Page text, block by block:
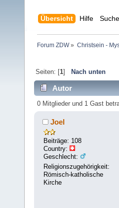
Übersicht Hilfe Suche
Forum ZDW» Christsein -
Seiten: [1] Nach unten
Autor
0 Mitglieder und 1 Gast
Joel
Beiträge: 108
Country:
Geschlecht:
Religionszugehörigkeit:
Römisch-katholische
Kirche